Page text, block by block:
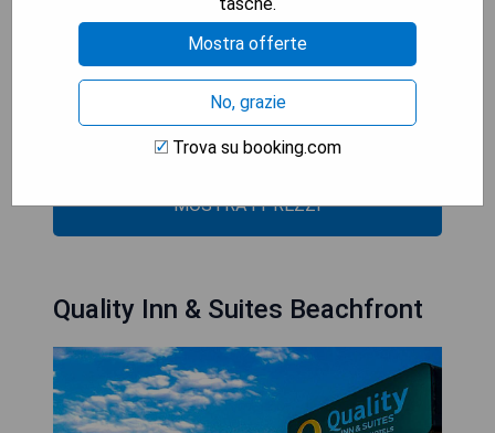
- Nahe am Golf von Mexiko
- Kostenloses WLAN
- Außenpool
- Kontinentales Frühstück inklusive
- Fitnesscenter vor Ort
MOSTRA I PREZZI
Quality Inn & Suites Beachfront
Mostra offerte
No, grazie
Trova su booking.com